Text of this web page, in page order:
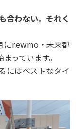
合わない。それく
にnewmo・未来都
っています。
にはベストなタイ